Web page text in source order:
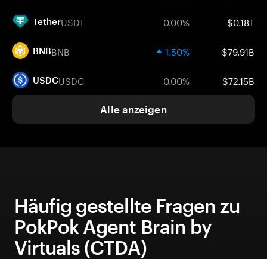
TetherUSDT 0.00% $0.18T
BNBBNB 1.50% $79.91B
USDCUSDC 0.00% $72.15B
Alle anzeigen
Häufig gestellte Fragen zu
PokPok Agent Brain by
Virtuals (CTDA)